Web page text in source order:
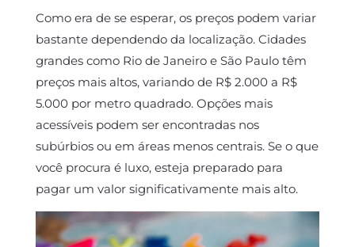
Como era de se esperar, os preços podem variar
bastante dependendo da localização. Cidades
grandes como Rio de Janeiro e São Paulo têm
preços mais altos, variando de R$ 2.000 a R$
5.000 por metro quadrado. Opções mais
acessíveis podem ser encontradas nos
subúrbios ou em áreas menos centrais. Se o que
você procura é luxo, esteja preparado para
pagar um valor significativamente mais alto.